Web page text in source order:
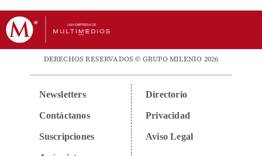
DERECHOS RESERVADOS © GRUPO MILENIO 2026
Newsletters
Contáctanos
Suscripciones
Directorio
Privacidad
Aviso Legal